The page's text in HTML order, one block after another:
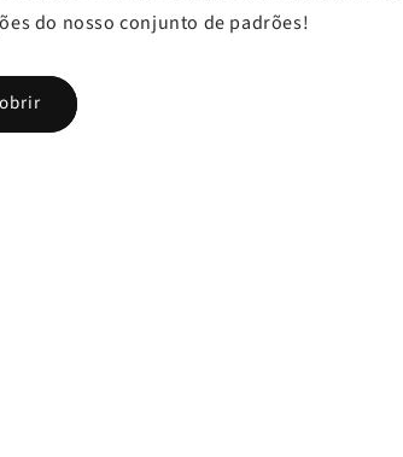
do nosso conjunto de padrões!